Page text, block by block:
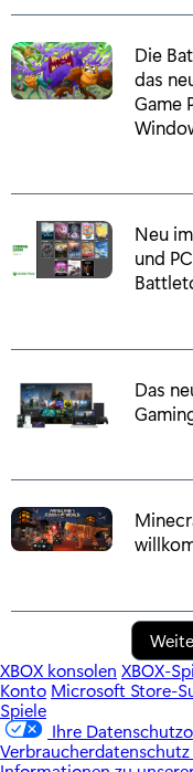
Die
das
Game
Neu
und
Das
XBOX konsolen XBOX-
Konto Microsoft Store-
Spiele
Ihre